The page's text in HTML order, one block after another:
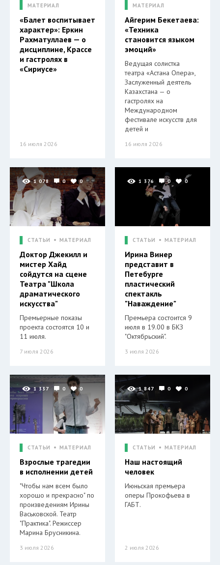
МАТЕРИАЛ
«Балет воспитывает
характер»: Еркин
Рахматуллаев — о
дисциплине, Крассе
и гастролях в
«Сириусе»
16 июля 2026
МАТЕРИАЛ
Айгерим Бекетаева:
«Техника
становится языком
эмоций»
Ведущая солистка
театра «Астана Опера»,
Заслуженный деятель
Казахстана — о
гастролях на
Международном
фестивале искусств для
детей и
16 июля 2026
1 078 0 0
СТАТЬИ МАТЕРИАЛ
Доктор Джекилл и
мистер Хайд
сойдутся на сцене
Театра "Школа
драматического
искусства"
Премьерные показы
проекта состоятся 10 и
11 июля.
7 июля 2026
1 376 0 0
СТАТЬИ МАТЕРИАЛ
Ирина Винер
представит в
Петебурге
пластический
спектакль
"Наваждение"
Премьера состоится 9
июля в 19.00 в БКЗ
"Октябрьский".
3 июля 2026
1 337 0 0
СТАТЬИ МАТЕРИАЛ
Взрослые трагедии
в исполнении детей
"Чтобы нам всем было
хорошо и прекрасно" по
произведениям Ирины
Васьковской. Театр
"Практика". Режиссер
Марина Брусникина.
3 июля 2026
1 847 0 0
СТАТЬИ МАТЕРИАЛ
Наш настоящий
человек
Июньская премьера
оперы Прокофьева в
ГАБТ.
2 июля 2026